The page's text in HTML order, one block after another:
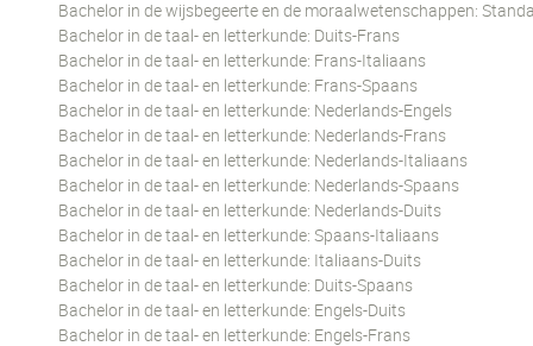
Bachelor in de wijsbegeerte en de moraalwetenschappen:
Bachelor in de taal- en letterkunde: Duits-Frans
Bachelor in de taal- en letterkunde: Frans-Italiaans
Bachelor in de taal- en letterkunde: Frans-Spaans
Bachelor in de taal- en letterkunde: Nederlands-Engels
Bachelor in de taal- en letterkunde: Nederlands-Frans
Bachelor in de taal- en letterkunde: Nederlands-Italiaans
Bachelor in de taal- en letterkunde: Nederlands-Spaans
Bachelor in de taal- en letterkunde: Nederlands-Duits
Bachelor in de taal- en letterkunde: Spaans-Italiaans
Bachelor in de taal- en letterkunde: Italiaans-Duits
Bachelor in de taal- en letterkunde: Duits-Spaans
Bachelor in de taal- en letterkunde: Engels-Duits
Bachelor in de taal- en letterkunde: Engels-Frans